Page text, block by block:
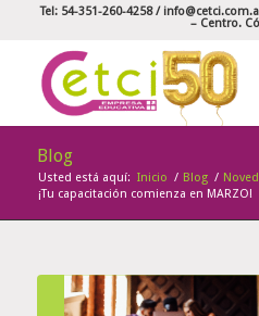
Tel: 54-351-260-4258 /
– Centro.
Blog
Usted está aquí: Inicio / Blog /
¡Tu capacitación comienza en MARZO!